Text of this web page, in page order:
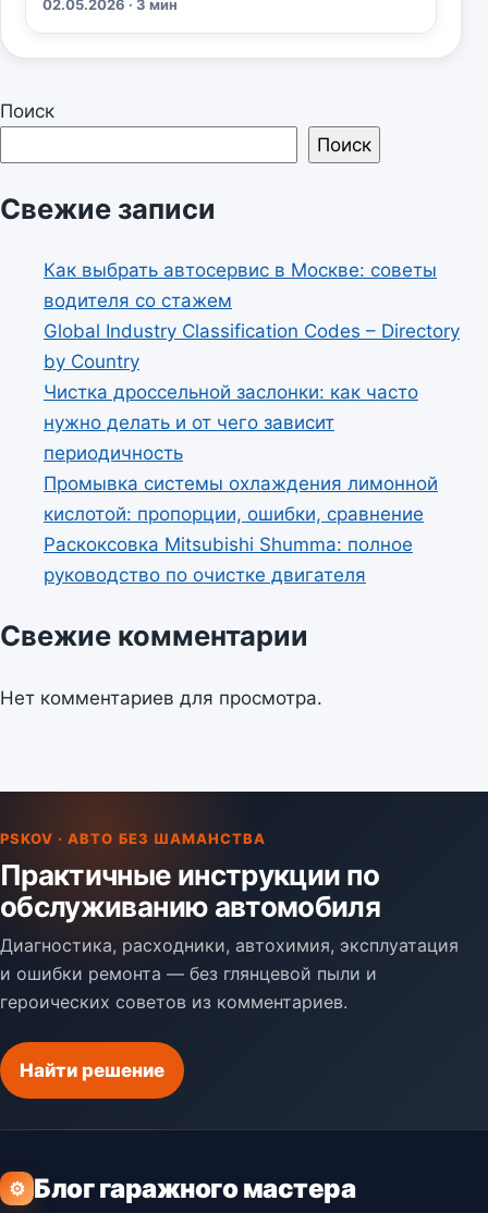
02.05.2026 · 3 мин
Поиск
Поиск
Свежие записи
Как выбрать автосервис в Москве: советы
водителя со стажем
Global Industry Classification Codes – Directory
by Country
Чистка дроссельной заслонки: как часто
нужно делать и от чего зависит
периодичность
Промывка системы охлаждения лимонной
кислотой: пропорции, ошибки, сравнение
Раскоксовка Mitsubishi Shumma: полное
руководство по очистке двигателя
Свежие комментарии
Нет комментариев для просмотра.
PSKOV · АВТО БЕЗ ШАМАНСТВА
Практичные инструкции по
обслуживанию автомобиля
Диагностика, расходники, автохимия, эксплуатация
и ошибки ремонта — без глянцевой пыли и
героических советов из комментариев.
Найти решение
⚙ Блог гаражного мастера